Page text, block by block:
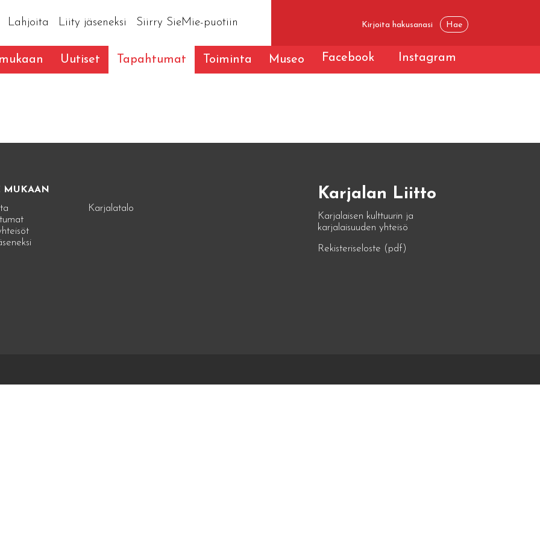
Lahjoita Liity jäseneksi Siirry SieMie-puotiin
Uutiset Tapahtumat Toiminta Museo Facebook Instagram
MUKAAN
Karjalatalo
Karjalan Liitto
Karjalaisen kulttuurin ja
karjalaisuuden yhteisö
Rekisteriseloste (pdf)